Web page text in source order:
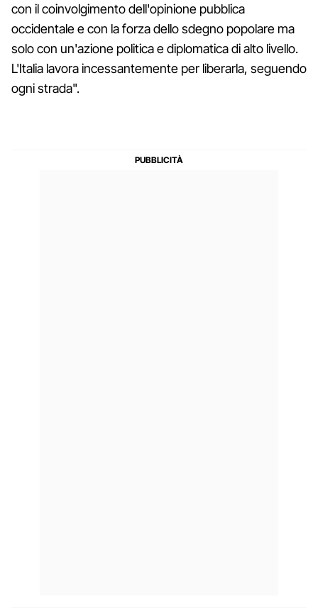
con il coinvolgimento dell'opinione pubblica
occidentale e con la forza dello sdegno popolare ma
solo con un'azione politica e diplomatica di alto livello.
L'Italia lavora incessantemente per liberarla, seguendo
ogni strada".